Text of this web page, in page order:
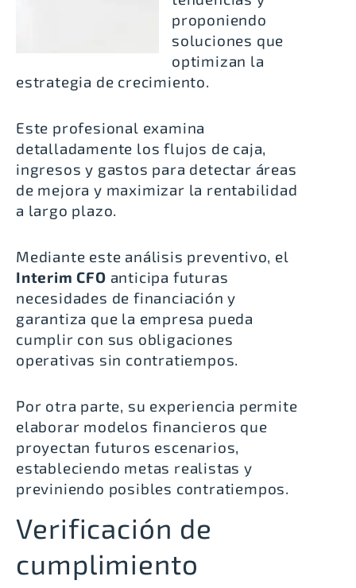
proponiendo
soluciones que
optimizan la
estrategia de crecimiento.
Este profesional examina
detalladamente los flujos de caja,
ingresos y gastos para detectar áreas
de mejora y maximizar la rentabilidad
a largo plazo.
Mediante este análisis preventivo, el
Interim CFO anticipa futuras
necesidades de financiación y
garantiza que la empresa pueda
cumplir con sus obligaciones
operativas sin contratiempos.
Por otra parte, su experiencia permite
elaborar modelos financieros que
proyectan futuros escenarios,
estableciendo metas realistas y
previniendo posibles contratiempos.
Verificación de
cumplimiento